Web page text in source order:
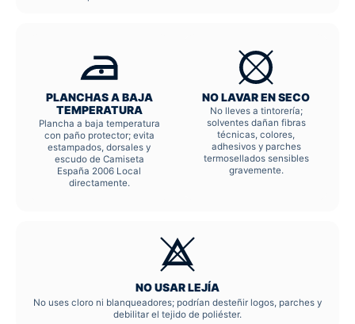
PLANCHAS A BAJA
TEMPERATURA
Plancha a baja temperatura
con paño protector; evita
estampados, dorsales y
escudo de Camiseta
España 2006 Local
directamente.
NO LAVAR EN SECO
No lleves a tintorería;
solventes dañan fibras
técnicas, colores,
adhesivos y parches
termosellados sensibles
gravemente.
NO USAR LEJÍA
No uses cloro ni blanqueadores; podrían desteñir logos, parches y
debilitar el tejido de poliéster.